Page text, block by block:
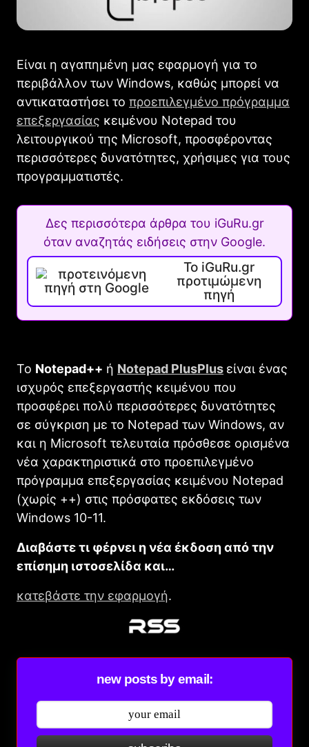
Είναι η αγαπημένη μας εφαρμογή για το
περιβάλλον των Windows, καθώς μπορεί να
αντικαταστήσει το προεπιλεγμένο πρόγραμμα
επεξεργασίας κειμένου Notepad του
λειτουργικού της Microsoft, προσφέροντας
περισσότερες δυνατότητες, χρήσιμες για τους
προγραμματιστές.
Δες περισσότερα άρθρα του iGuRu.gr
όταν αναζητάς ειδήσεις στην Google.
Το iGuRu.gr
προτιμώμενη
πηγή
Το Notepad++ ή Νotepad PlusPlus είναι ένας
ισχυρός επεξεργαστής κειμένου που
προσφέρει πολύ περισσότερες δυνατότητες
σε σύγκριση με το Notepad των Windows, αν
και η Microsoft τελευταία πρόσθεσε ορισμένα
νέα χαρακτηριστικά στο προεπιλεγμένο
πρόγραμμα επεξεργασίας κειμένου Νotepad
(χωρίς ++) στις πρόσφατες εκδόσεις των
Windows 10-11.
Διαβάστε τι φέρνει η νέα έκδοση από την
επίσημη ιστοσελίδα και…
κατεβάστε την εφαρμογή.
new posts by email: